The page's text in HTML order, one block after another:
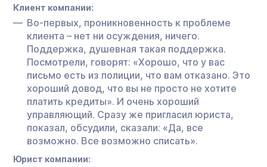
Клиент компании:
Во-первых, проникновенность к проблеме
клиента – нет ни осуждения, ничего.
Поддержка, душевная такая поддержка.
Посмотрели, говорят: «Хорошо, что у вас
письмо есть из полиции, что вам отказано. Это
хороший довод, что вы не просто не хотите
платить кредиты». И очень хороший
управляющий. Сразу же пригласил юриста,
показал, обсудили, сказали: «Да, все
возможно. Все возможно списать».
Юрист компании: